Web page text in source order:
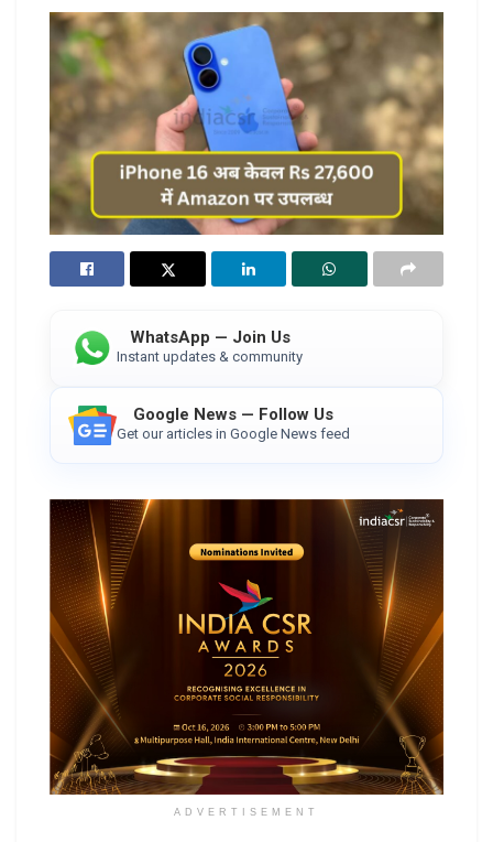
WhatsApp — Join Us
Instant updates & community
Google News — Follow Us
Get our articles in Google News feed
ADVERTISEMENT